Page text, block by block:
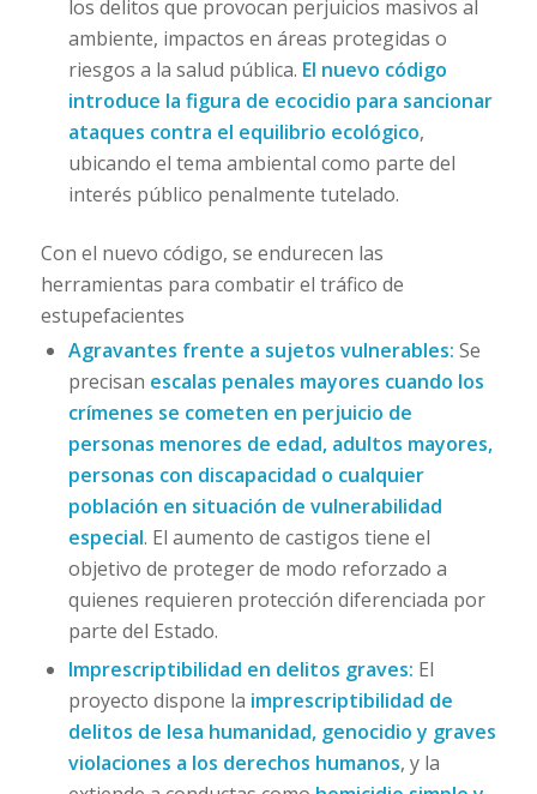
los delitos que provocan perjuicios masivos al
ambiente, impactos en áreas protegidas o
riesgos a la salud pública. El nuevo código
introduce la figura de ecocidio para sancionar
ataques contra el equilibrio ecológico,
ubicando el tema ambiental como parte del
interés público penalmente tutelado.
Con el nuevo código, se endurecen las
herramientas para combatir el tráfico de
estupefacientes
Agravantes frente a sujetos vulnerables: Se
precisan escalas penales mayores cuando los
crímenes se cometen en perjuicio de
personas menores de edad, adultos mayores,
personas con discapacidad o cualquier
población en situación de vulnerabilidad
especial. El aumento de castigos tiene el
objetivo de proteger de modo reforzado a
quienes requieren protección diferenciada por
parte del Estado.
Imprescriptibilidad en delitos graves: El
proyecto dispone la imprescriptibilidad de
delitos de lesa humanidad, genocidio y graves
violaciones a los derechos humanos, y la